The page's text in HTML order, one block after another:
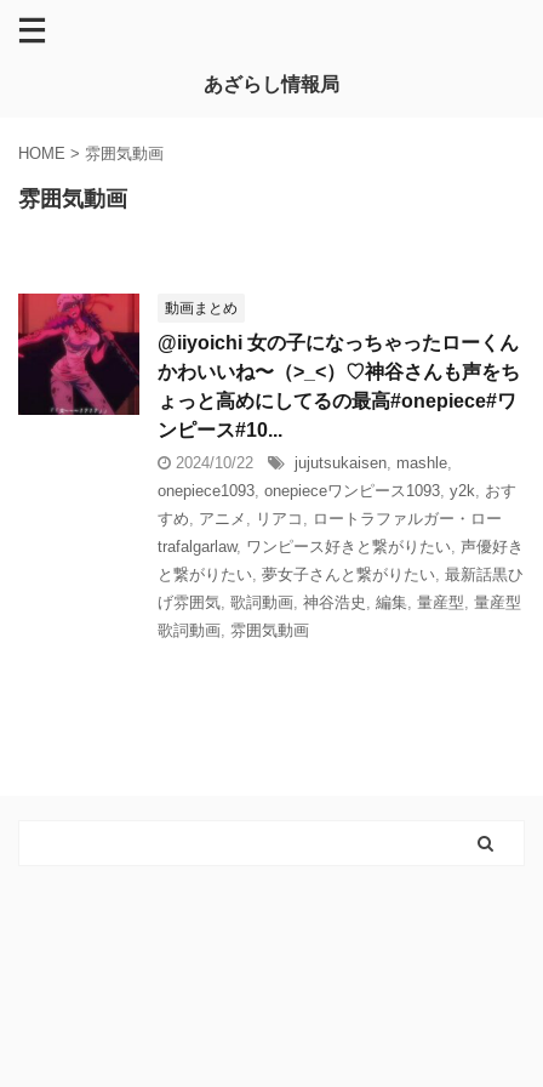
あざらし情報局
HOME > 雰囲気動画
雰囲気動画
動画まとめ
@iiyoichi 女の子になっちゃったローくん
かわいいね〜（>_<）♡神谷さんも声をち
ょっと高めにしてるの最高#onepiece#ワ
ンピース#10...
2024/10/22 jujutsukaisen, mashle,
onepiece1093, onepieceワンピース1093, y2k, おす
すめ, アニメ , リアコ , ロートラファルガー・ロー
trafalgarlaw, ワンピース好きと繋がりたい, 声優好き
と繋がりたい, 夢女子さんと繋がりたい, 最新話黒ひ
げ雰囲気, 歌詞動画, 神谷浩史 , 編集, 量産型, 量産型
歌詞動画, 雰囲気動画